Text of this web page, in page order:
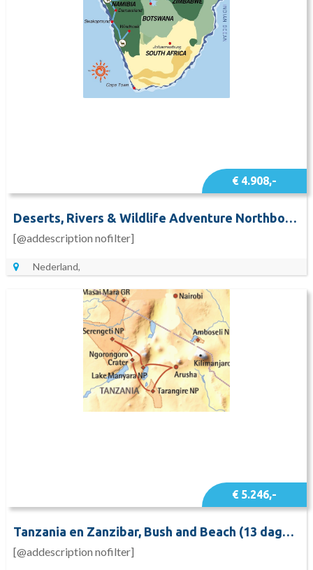
€ 4.908,-
Deserts, Rivers & Wildlife Adventure Northbound (16 dagen)
[@addescription nofilter]
Nederland,
€ 5.246,-
Tanzania en Zanzibar, Bush and Beach (13 dagen) - cat. Premium
[@addescription nofilter]